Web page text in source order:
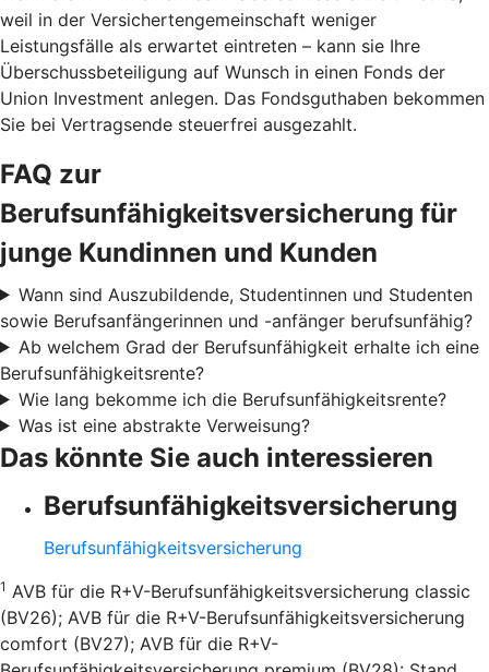
weil in der Versichertengemeinschaft weniger
Leistungsfälle als erwartet eintreten – kann sie Ihre
Überschussbeteiligung auf Wunsch in einen Fonds der
Union Investment anlegen. Das Fondsguthaben bekommen
Sie bei Vertragsende steuerfrei ausgezahlt.
FAQ zur
Berufsunfähigkeitsversicherung für
junge Kundinnen und Kunden
Wann sind Auszubildende, Studentinnen und Studenten
sowie Berufsanfängerinnen und -anfänger berufsunfähig?
Ab welchem Grad der Berufsunfähigkeit erhalte ich eine
Berufsunfähigkeitsrente?
Wie lang bekomme ich die Berufsunfähigkeitsrente?
Was ist eine abstrakte Verweisung?
Das könnte Sie auch interessieren
Berufsunfähigkeitsversicherung
Berufsunfähigkeitsversicherung
1 AVB für die R+V-Berufsunfähigkeitsversicherung classic
(BV26); AVB für die R+V-Berufsunfähigkeitsversicherung
comfort (BV27); AVB für die R+V-